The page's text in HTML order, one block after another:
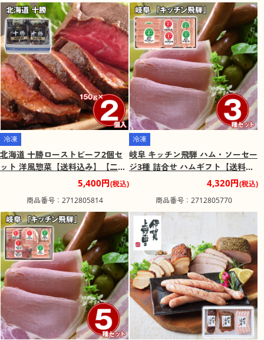
冷凍
北海道 十勝ローストビーフ2個セ
ット 洋風惣菜【送料込み】【二重
包装不可】【お届け不可地域：離
5,400円(税込)
商品番号：2712805814
冷凍
岐阜 キッチン飛騨 ハム・ソーセー
ジ3種 詰合せ ハムギフト【送料込
み】【二重包装不可】【お届け不
4,320円(税込)
商品番号：2712805770